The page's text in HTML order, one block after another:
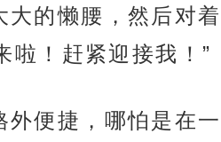
的懒腰，然后对
啦！赶紧迎接我！”
便捷，哪怕是在